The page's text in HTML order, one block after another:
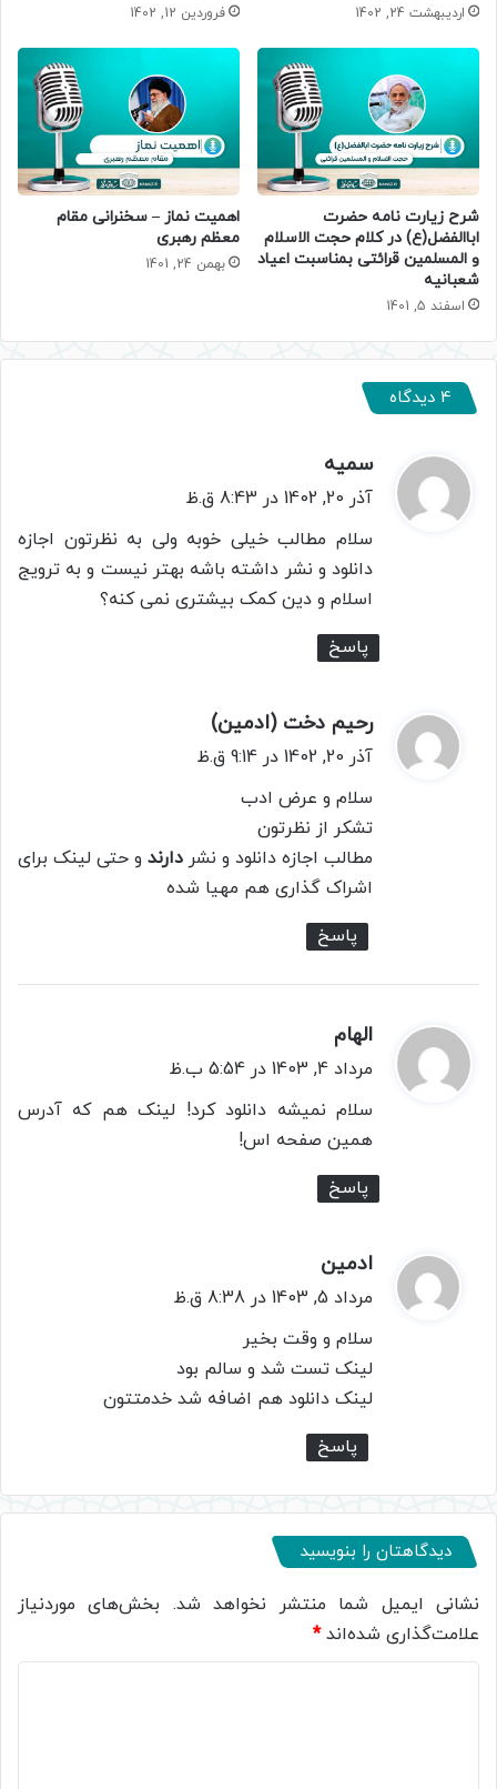
اردیبهشت 24, 1402 فروردین 12, 1402
شرح زیارت نامه حضرت
اباالفضل(ع) در کلام حجت الاسلام
و المسلمین قرائتی بمناسبت اعیاد
شعبانیه
اسفند 5, 1401
اهمیت نماز – سخنرانی مقام
معظم رهبری
بهمن 24, 1401
4 دیدگاه
سمیه
ف
آذر 20, 1402 در 8:43 ق.ظ
سلام مطالب خیلی خوبه ولی به نظرتون اجازه
دانلود و نشر داشته باشه بهتر نیست و به ترویج
اسلام و دین کمک بیشتری نمی کنه؟
پاسخ
رحیم دخت (ادمین)
ف
آذر 20, 1402 در 9:14 ق.ظ
سلام و عرض ادب
تشکر از نظرتون
مطالب اجازه دانلود و نشر دارند و حتی لینک برای
اشراک گذاری هم مهیا شده
پاسخ
الهام
ف مرداد 4, 1403 در 5:54 ب.ظ
سلام نمیشه دانلود کرد! لینک هم که آدرس
همین صفحه اس!
پاسخ
ادمین
ف
ت
مرداد 5, 1403 در 8:38 ق.ظ
سلام و وقت بخیر
لینک تست شد و سالم بود
لینک دانلود هم اضافه شد خدمتتون
پاسخ
دیدگاهتان را بنویسید
نشانی ایمیل شما منتشر نخواهد شد. بخش‌های موردنیاز
علامت‌گذاری شده‌اند*